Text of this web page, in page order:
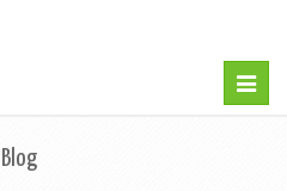
Blog